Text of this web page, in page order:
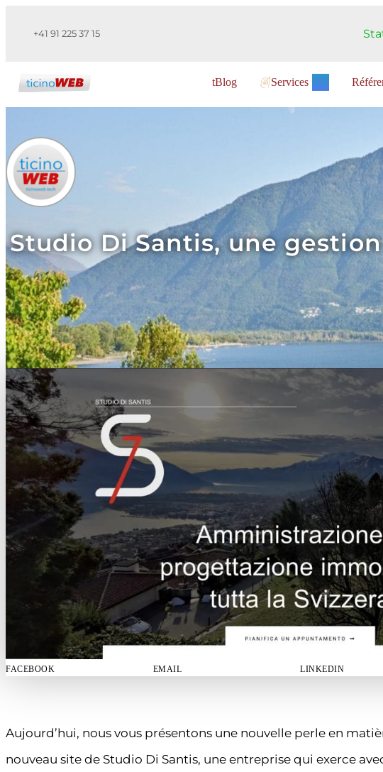
+41 91 225 37 15
tBlog Services
Studio Di Santis, une
FACEBOOK EMAIL LINKEDIN
Aujourd’hui, nous vous présentons une nouvelle perle en
nouveau site de Studio Di Santis, une entreprise qui exerce